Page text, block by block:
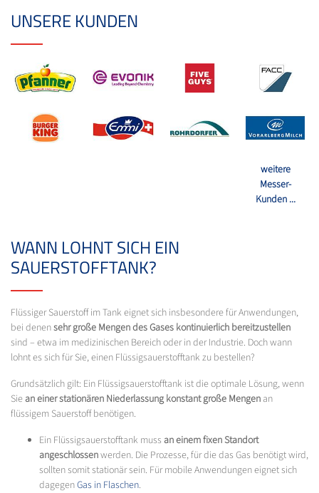
UNSERE KUNDEN
weitere
Messer-
Kunden ...
WANN LOHNT SICH EIN
SAUERSTOFFTANK?
Flüssiger Sauerstoff im Tank eignet sich insbesondere für Anwendungen,
bei denensehr große Mengen des Gases kontinuierlich bereitzustellen
sind – etwa im medizinischen Bereich oder in der Industrie. Doch wann
lohnt es sich für Sie, einen Flüssigsauerstofftank zu bestellen?
Grundsätzlich gilt: Ein Flüssigsauerstofftank ist die optimale Lösung, wenn
Sie an einer stationären Niederlassung konstant große Mengenan
flüssigem Sauerstoff benötigen.
Ein Flüssigsauerstofftank muss an einem fixen Standort
angeschlossenwerden. Die Prozesse, für die das Gas benötigt wird,
sollten somit stationär sein. Für mobile Anwendungen eignet sich
dagegenGas in Flaschen.